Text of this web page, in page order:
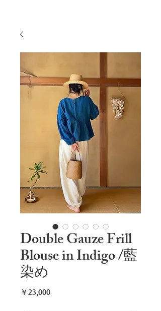
Double Gauze Frill
Blouse in Indigo /藍
染め
￥23,000価